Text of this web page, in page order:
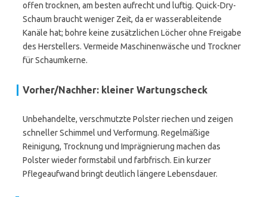
offen trocknen, am besten aufrecht und luftig. Quick-Dry-
Schaum braucht weniger Zeit, da er wasserableitende
Kanäle hat; bohre keine zusätzlichen Löcher ohne Freigabe
des Herstellers. Vermeide Maschinenwäsche und Trockner
für Schaumkerne.
Vorher/Nachher: kleiner Wartungscheck
Unbehandelte, verschmutzte Polster riechen und zeigen
schneller Schimmel und Verformung. Regelmäßige
Reinigung, Trocknung und Imprägnierung machen das
Polster wieder formstabil und farbfrisch. Ein kurzer
Pflegeaufwand bringt deutlich längere Lebensdauer.